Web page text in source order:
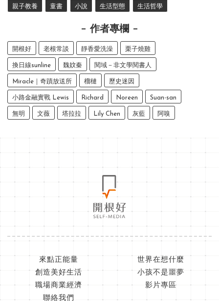
親子教養 童書 小說 生活型態 生活哲學
作者專欄
開根好 老根常談 靜香愛洗澡 栗子燒雞
換日線sunline 魏妏秦 閱域－非文學閱書人
Miracle｜奇蹟放送所 榴槤 歷史迷因
小路金融實戰 Lewis Richard Noreen Suan-san
無明 文薇 塔拉拉 Lily Chen 灰藍 阿嗅
來點正能量
世界在想什麼
創造美好生活
小孩不是噩夢
職場商業經濟
影片專區
聯絡我們